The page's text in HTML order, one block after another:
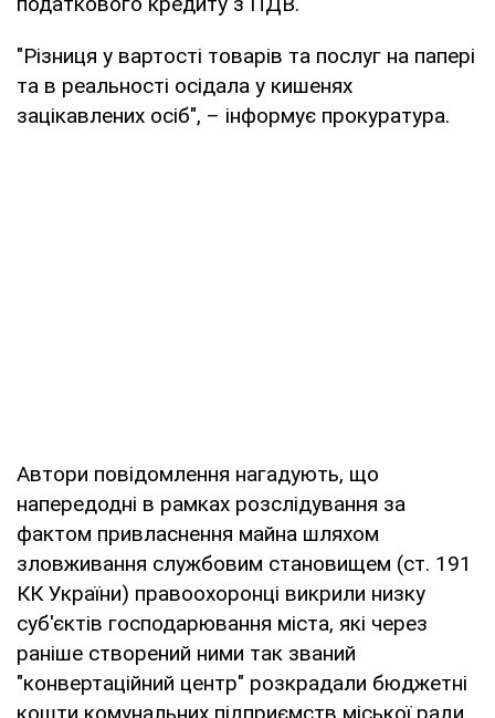
"Різниця у вартості товарів та послуг на папері
та в реальності осідала у кишенях
зацікавлених осіб", – інформує прокуратура.
Автори повідомлення нагадують, що
напередодні в рамках розслідування за
фактом привласнення майна шляхом
зловживання службовим становищем (ст. 191
КК України) правоохоронці викрили низку
суб'єктів господарювання міста, які через
раніше створений ними так званий
"конвертаційний центр" розкрадали бюджетні
кошти комунальних підприємств міської ради.